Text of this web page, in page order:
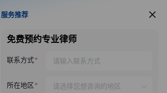
服务推荐
服务推荐
免费预约专业律师
联系方式
所在地区